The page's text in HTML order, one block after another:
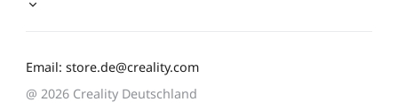
Email: store.de@creality.com
@ 2026 Creality Deutschland